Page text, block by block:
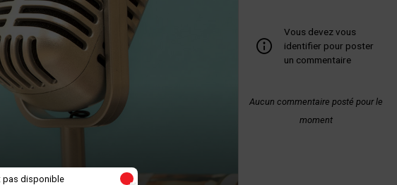
Vous devez vous
identifier pour poster
un commentaire
Aucun commentaire posté pour le
moment
pas disponible